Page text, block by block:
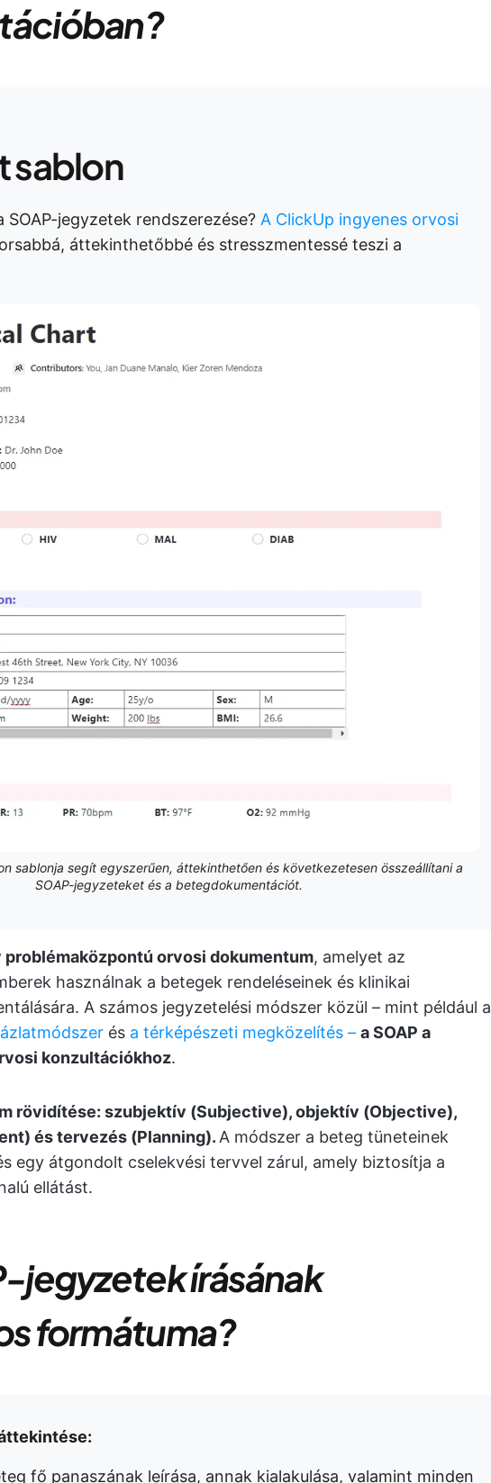
sablon
SOAP-jegyzetek rendszerezése? A ClickUp ingyenes orvosi
áttekinthetőbbé és stresszmentessé teszi a
sablonja segít egyszerűen, áttekinthetően és következetesen összeállítani a
SOAP-jegyzeteket és a betegdokumentációt.
problémaközpontú orvosi dokumentum, amelyet az
használnak a betegek rendeléseinek és klinikai
A számos jegyzetelési módszer közül – mint például a
és a térképészeti megközelítés – a SOAP a
konzultációkhoz.
rövidítése: szubjektív (Subjective), objektív (Objective),
és tervezés (Planning).A módszer a beteg tüneteinek
egy átgondolt cselekvési tervvel zárul, amely biztosítja a
ellátást.
jegyzetek írásának
formátuma?
fő panaszának leírása, annak kialakulása, valamint minden